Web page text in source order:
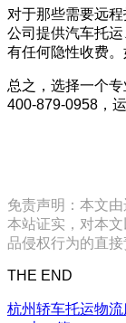
对于那些需要远
公司提供汽车托
有任何隐性收费
总之，选择一个
400-879-0958，
免责声明：本文
本站证实，对本
品侵权行为的直
THE END
杭州轿车托运物流